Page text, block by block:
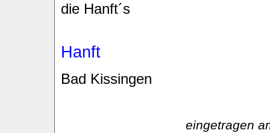
die Hanft´s
Hanft
Bad Kissingen
eingetragen